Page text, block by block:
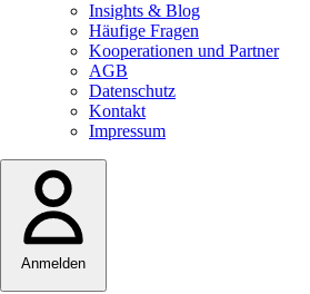
Insights & Blog
Häufige Fragen
Kooperationen und Partner
AGB
Datenschutz
Kontakt
Impressum
Anmelden